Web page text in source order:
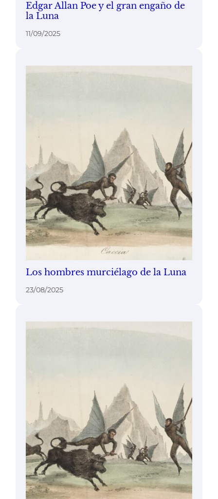
Edgar Allan Poe y el gran engaño de
la Luna
11/09/2025
Los hombres murciélago de la Luna
23/08/2025